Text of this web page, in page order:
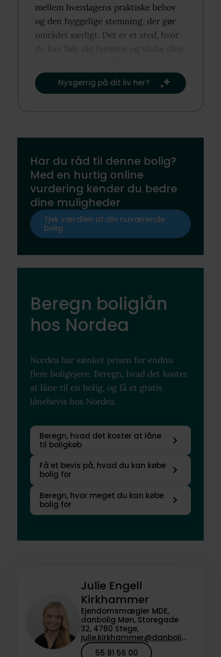
mellem hverdagens praktiske behov
og den hyggelige stemning, der gør
området særligt. Det er et sted, hvor
du kan føle dig hjemme og skabe dine
Nysgerrig på dit liv her?​
Har du råd til denne bolig?
Med en hurtig online
vurdering kender du bedre
dine muligheder
Tjek værdien af din nuværende
bolig
Beregn boliglån
hos Nordea
Nordea har sænket prisen for endnu
flere boligejere. Beregn, hvad det koster
at låne til en bolig, og få et gratis
lånebevis hos Nordea.
Beregn, hvad det koster at låne
til boligkøb
Få et bevis på, hvad du kan købe
bolig for
Beregn, hvor meget du kan købe
bolig for
Julie Engell
Kirkhammer
Ejendomsmægler MDE,
danbolig Møn, Storegade
32, 4780 Stege,
julie.kirkhammer@danbolig.dk
55 81 56 00